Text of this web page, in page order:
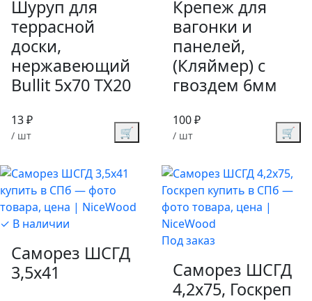
Шуруп для
террасной
доски,
нержавеющий
Bullit 5х70 TX20
13 ₽
/ шт 🛒
Крепеж для
вагонки и
панелей,
(Кляймер) с
гвоздем 6мм
100 ₽
/ шт 🛒
✓ В наличии
Саморез ШСГД
3,5х41
Под заказ
Саморез ШСГД
4,2х75, Госкреп